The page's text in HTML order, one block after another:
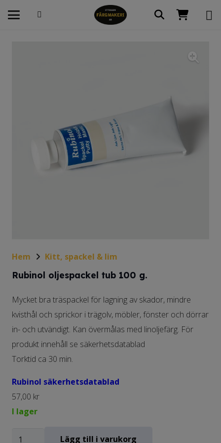
Hem
Kitt, spackel & lim
Rubinol oljespackel tub 100 g.
Mycket bra träspackel för lagning av skador, mindre
kvisthål och sprickor i trägolv, möbler, fönster och dörrar
in- och utvändigt. Kan övermålas med linoljefärg. För
produkt innehåll se säkerhetsdatablad
Torktid ca 30 min.
Rubinol säkerhetsdatablad
57,00 kr
I lager
Rubinol
Lägg till i varukorg